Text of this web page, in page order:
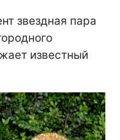
звездная пара
известный